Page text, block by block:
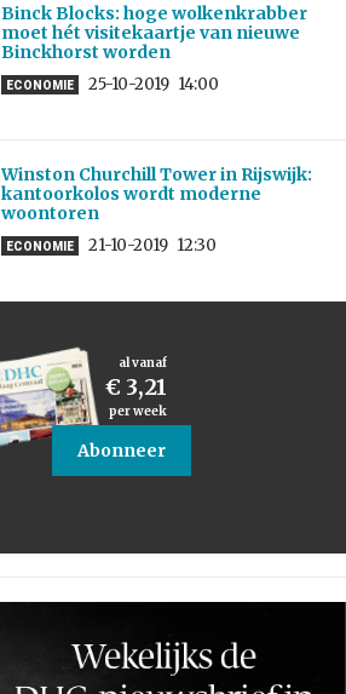
Binck Blocks: hoge wolkenkrabber
moet hét visitekaartje van nieuwe
Binckhorst worden
ECONOMIE 25-10-2019 14:00
Winston Churchill Tower in Rijswijk:
kantoorkolos wordt moderne
woontoren
ECONOMIE 21-10-2019 12:30
al vanaf
€ 3,21
per week
Abonneer